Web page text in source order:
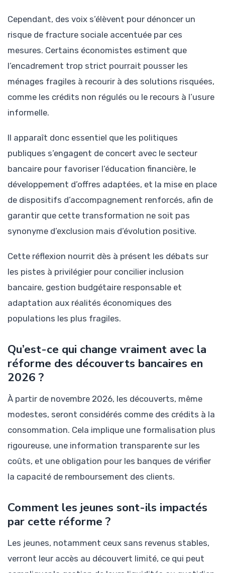
Cependant, des voix s’élèvent pour dénoncer un
risque de fracture sociale accentuée par ces
mesures. Certains économistes estiment que
l’encadrement trop strict pourrait pousser les
ménages fragiles à recourir à des solutions risquées,
comme les crédits non régulés ou le recours à l’usure
informelle.
Il apparaît donc essentiel que les politiques
publiques s’engagent de concert avec le secteur
bancaire pour favoriser l’éducation financière, le
développement d’offres adaptées, et la mise en place
de dispositifs d’accompagnement renforcés, afin de
garantir que cette transformation ne soit pas
synonyme d’exclusion mais d’évolution positive.
Cette réflexion nourrit dès à présent les débats sur
les pistes à privilégier pour concilier inclusion
bancaire, gestion budgétaire responsable et
adaptation aux réalités économiques des
populations les plus fragiles.
Qu’est-ce qui change vraiment avec la
réforme des découverts bancaires en
2026 ?
À partir de novembre 2026, les découverts, même
modestes, seront considérés comme des crédits à la
consommation. Cela implique une formalisation plus
rigoureuse, une information transparente sur les
coûts, et une obligation pour les banques de vérifier
la capacité de remboursement des clients.
Comment les jeunes sont-ils impactés
par cette réforme ?
Les jeunes, notamment ceux sans revenus stables,
verront leur accès au découvert limité, ce qui peut